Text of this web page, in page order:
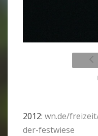
2012: wn.de/
der-festwiese